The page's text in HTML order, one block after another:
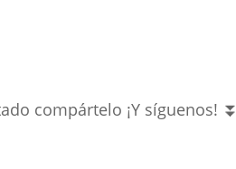
compártelo ¡Y síguenos! ⏬